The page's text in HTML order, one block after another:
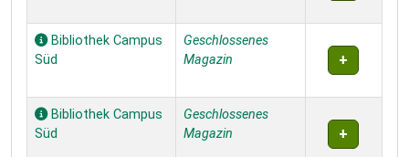
Bibliothek Campus
Süd
Geschlossenes
Magazin
Bibliothek Campus
Süd
Geschlossenes
Magazin